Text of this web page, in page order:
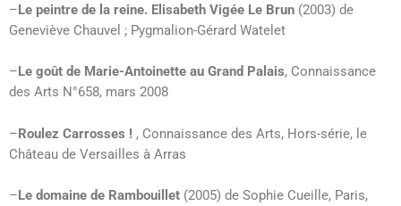
–Le peintre de la reine. Elisabeth Vigée Le Brun (2003) de
Geneviève Chauvel ; Pygmalion-Gérard Watelet
–Le goût de Marie-Antoinette au Grand Palais, Connaissance
des Arts N°658, mars 2008
–Roulez Carrosses ! , Connaissance des Arts, Hors-série, le
Château de Versailles à Arras
–Le domaine de Rambouillet (2005) de Sophie Cueille, Paris,